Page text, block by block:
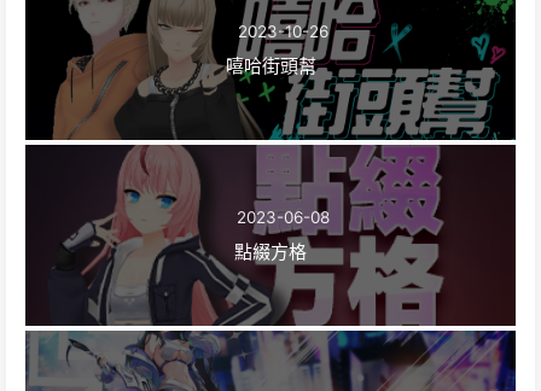
2023-10-26
嘻哈街頭幫
2023-06-08
點綴方格